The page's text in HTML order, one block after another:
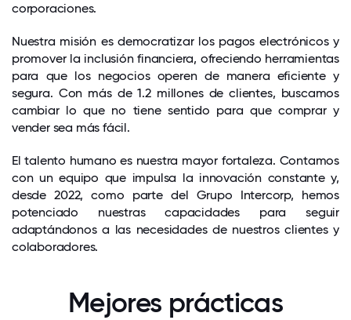
corporaciones.
Nuestra misión es democratizar los pagos electrónicos y
promover la inclusión financiera, ofreciendo herramientas
para que los negocios operen de manera eficiente y
segura. Con más de 1.2 millones de clientes, buscamos
cambiar lo que no tiene sentido para que comprar y
vender sea más fácil.
El talento humano es nuestra mayor fortaleza. Contamos
con un equipo que impulsa la innovación constante y,
desde 2022, como parte del Grupo Intercorp, hemos
potenciado nuestras capacidades para seguir
adaptándonos a las necesidades de nuestros clientes y
colaboradores.
Mejores prácticas